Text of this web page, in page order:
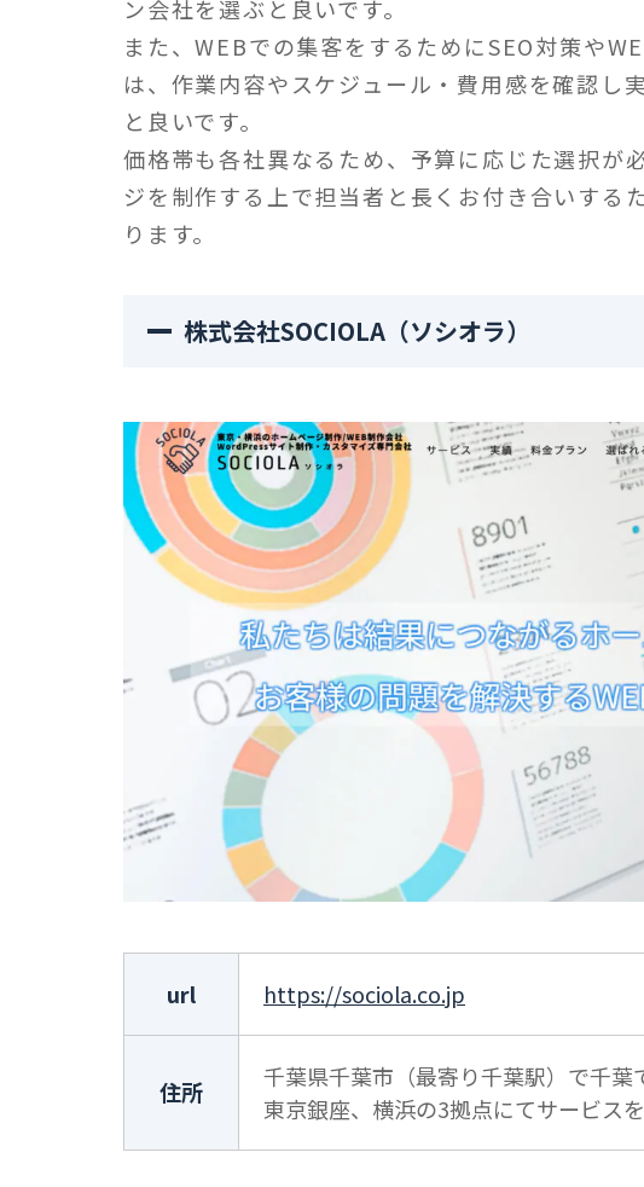
ン会社を選ぶと良いです。
また、WEBでの集客をするためにSEO対策や
は、作業内容やスケジュール・費用感を確認し
と良いです。
価格帯も各社異なるため、予算に応じた選択が
ジを制作する上で担当者と長くお付き合いする
ります。
株式会社SOCIOLA（ソシオラ）
url https://sociola.co.jp
住所
千葉県千葉市（最寄り千葉駅）で千葉
東京銀座、横浜の3拠点にてサービス